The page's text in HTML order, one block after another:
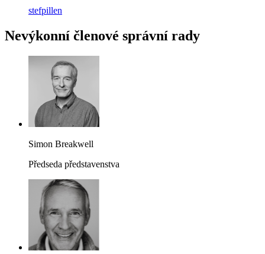
stefpillen
Nevýkonní členové správní rady
Simon Breakwell
Předseda představenstva